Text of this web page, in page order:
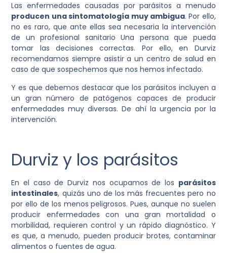
Las enfermedades causadas por parásitos a menudo
producen una sintomatología muy ambigua. Por ello,
no es raro, que ante ellas sea necesaria la intervención
de un profesional sanitario Una persona que pueda
tomar las decisiones correctas. Por ello, en Durviz
recomendamos siempre asistir a un centro de salud en
caso de que sospechemos que nos hemos infectado.
Y es que debemos destacar que los parásitos incluyen a
un gran número de patógenos capaces de producir
enfermedades muy diversas. De ahí la urgencia por la
intervención.
Durviz y los parásitos
En el caso de Durviz nos ocupamos de los parásitos
intestinales, quizás uno de los más frecuentes pero no
por ello de los menos peligrosos. Pues, aunque no suelen
producir enfermedades con una gran mortalidad o
morbilidad, requieren control y un rápido diagnóstico. Y
es que, a menudo, pueden producir brotes, contaminar
alimentos o fuentes de agua.